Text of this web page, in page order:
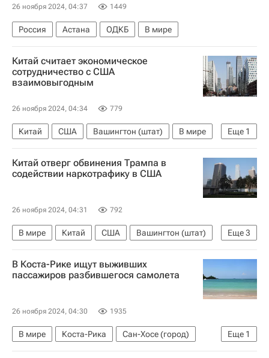
26 ноября 2024, 04:37 1449
Россия Астана ОДКБ В мире
Китай считает экономическое
сотрудничество с США
взаимовыгодным
26 ноября 2024, 04:34 779
Еще 1
Китай США Вашингтон (штат)
В мире
Дональд Трамп
Китай отверг обвинения Трампа в
содействии наркотрафику в США
26 ноября 2024, 04:31 792
Еще3
В мире Китай США
Вашингтон (штат)
Дональд Трамп
Си Цзиньпин Пекин
В Коста-Рике ищут выживших
пассажиров разбившегося самолета
26 ноября 2024, 04:30 1935
Еще 1
В мире Коста-Рика
Сан-Хосе (город)
Красный Крест